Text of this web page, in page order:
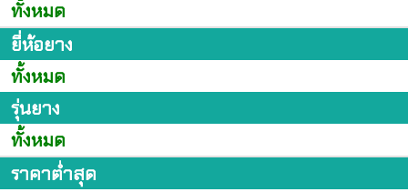
ทั้งหมด
ยี่ห้อยาง
ทั้งหมด
รุ่นยาง
ทั้งหมด
ราคาต่ำสุด